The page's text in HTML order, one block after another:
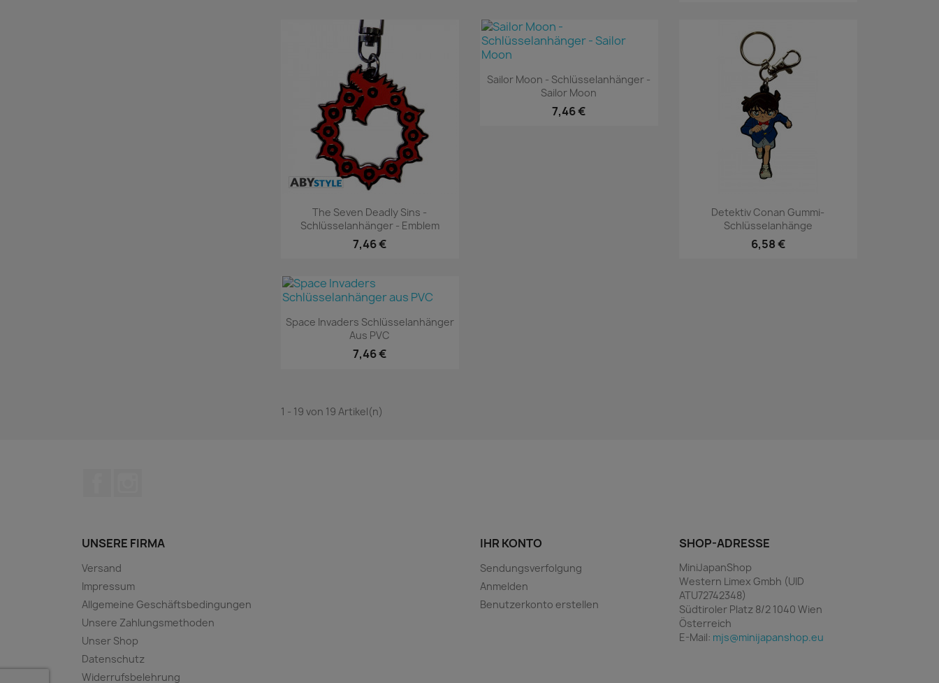
Vorschau
The Seven Deadly Sins -
Schlüsselanhänger - Emblem
7,46 €
 Vorschau
Sailor Moon - Schlüsselanhänger -
Sailor Moon
7,46 €
Vorschau
Detektiv Conan Gummi-
Schlüsselanhänge
6,58 €
Vorschau
Space Invaders Schlüsselanhänger
Aus PVC
7,46 €
1 - 19 von 19 Artikel(n)
UNSERE FIRMA
Versand
Impressum
Allgemeine Geschäftsbedingungen
Unsere Zahlungsmethoden
Unser Shop
Datenschutz
Widerrufsbelehrung
IHR KONTO
Sendungsverfolgung
Anmelden
Benutzerkonto erstellen
SHOP-ADRESSE
MiniJapanShop
Western Limex Gmbh (UID
ATU72742348)
Südtiroler Platz 8/2 1040 Wien
Österreich
E-Mail: mjs@minijapanshop.eu